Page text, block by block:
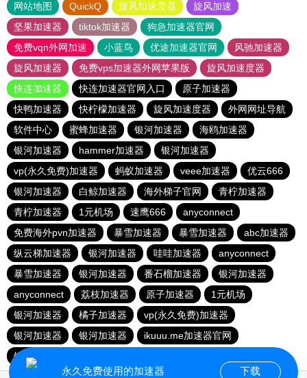
网站地图 QuickQ 旋风加速度器
旋风加速
坚果加速器
tiktok加速器
狗急加速器官网
免费vqn外网加速
小蓝鸟 优途加速器官网
风驰加速器
旋风加速器
免费vps加速器外网苹果版
旋风加速度器
快连加速器
快连加速器官网入口
原子加速器
快鸭加速器
快柠檬加速器 旋风加速度器
外网网址导航
软件中心
蜜蜂加速器 银河加速器
海鸥加速器
银河加速器
hammer加速器
银河加速器
vp(永久免费)加速器
蚂蚁加速器 veee加速器
优云666
银河加速器
白鲸加速器 海外梯子官网
青柠加速器
青柠加速器
1元机场 速鹰666
anyconnect
免费海外pvn加速器
暴雪加速器 暴雪加速器
abc加速器
纵云梯加速器
银河加速器 哇哇加速器
anyconnect
暴雪加速器
银河加速器 番石榴加速器
银河加速器
anyconnect
荔枝加速器 原子加速器
1元机场
银河加速器
橘子加速器
vp(永久免费)加速器
银河加速器
银河加速器
ikuuu.me加速器官网
银河加速器
永久免费使用的加速器 下载